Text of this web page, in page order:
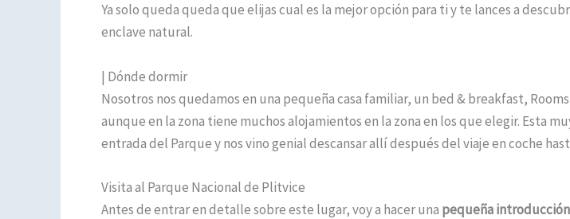
Ya solo queda queda que elijas cual es la mejor opción para ti y te lances a
enclave natural.
| Dónde dormir
Nosotros nos quedamos en una pequeña casa familiar, un bed & breakfast,
aunque en la zona tiene muchos alojamientos en la zona en los que elegir. Esta
entrada del Parque y nos vino genial descansar allí después del viaje en coche
Visita al Parque Nacional de Plitvice
Antes de entrar en detalle sobre este lugar, voy a hacer una pequeña introducción